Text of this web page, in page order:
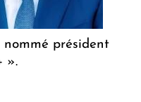
nommé président
».